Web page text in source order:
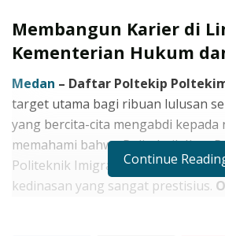
Membangun Karier di
Kementerian Hukum
Medan – Daftar Poltekip
target utama bagi ribuan lulusan
yang bercita-cita mengabdi kepada
memahami bahwa Politeknik Ilmu
Politeknik Imigrasi merupakan
kedinasan yang sangat prestisius.
Continue